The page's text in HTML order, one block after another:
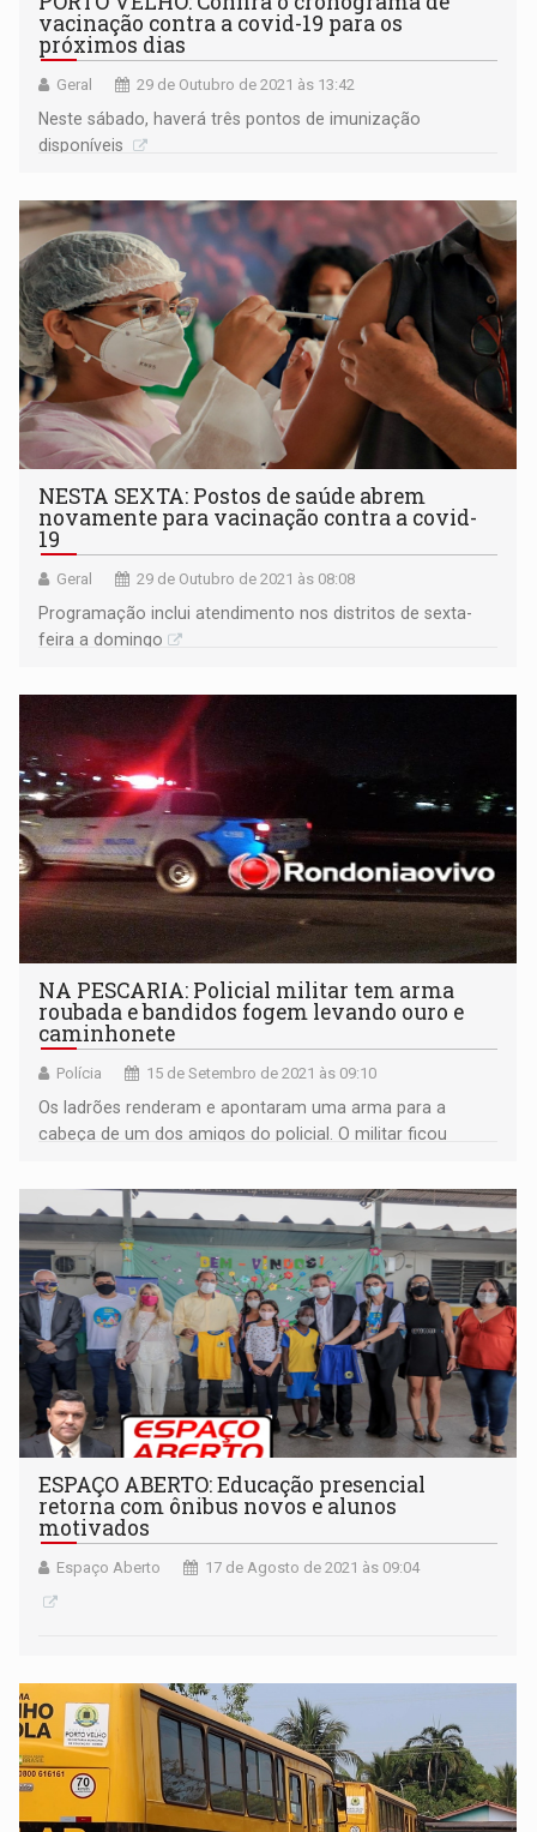
vacinação contra a covid-19 para os
próximos dias
Geral 29 de Outubro de 2021 às 13:42
Neste sábado, haverá três pontos de imunização
disponíveis
NESTA SEXTA: Postos de saúde abrem
novamente para vacinação contra a covid-
19
Geral 29 de Outubro de 2021 às 08:08
Programação inclui atendimento nos distritos de sexta-
feira a domingo
NA PESCARIA: Policial militar tem arma
roubada e bandidos fogem levando ouro e
caminhonete
Polícia 15 de Setembro de 2021 às 09:10
Os ladrões renderam e apontaram uma arma para a
cabeça de um dos amigos do policial. O militar ficou
cabeça do homem que já estava rendido
ESPAÇO ABERTO: Educação presencial
retorna com ônibus novos e alunos
motivados
Espaço Aberto 17 de Agosto de 2021 às 09:04